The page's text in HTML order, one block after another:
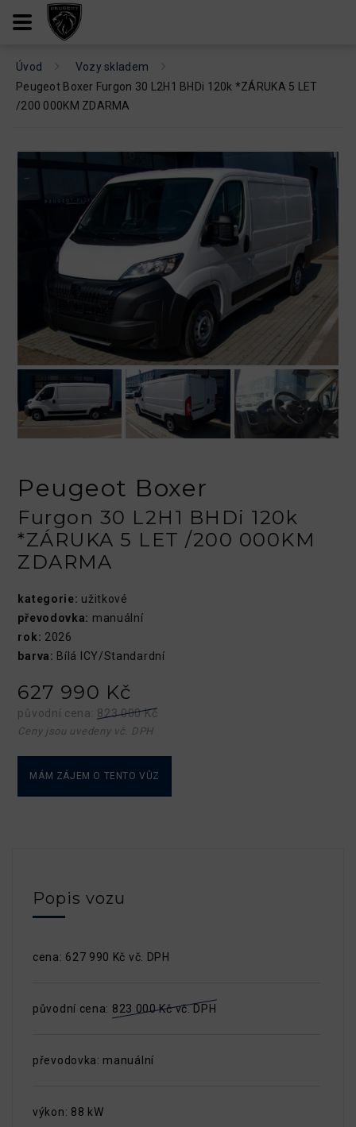
Úvod
Vozy skladem
Peugeot Boxer Furgon 30 L2H1 BHDi 120k *ZÁRUKA 5 LET
/200 000KM ZDARMA
Peugeot Boxer
Furgon 30 L2H1 BHDi 120k
*ZÁRUKA 5 LET /200 000KM
ZDARMA
kategorie: užitkové
převodovka: manuální
rok: 2026
barva: Bílá ICY/Standardní
627 990 Kč
původní cena: 823 000 Kč
Ceny jsou uvedeny vč. DPH
MÁM ZÁJEM O TENTO VŮZ
Popis vozu
cena: 627 990 Kč vč. DPH
původní cena: 823 000 Kč vč. DPH
převodovka: manuální
výkon: 88 kW